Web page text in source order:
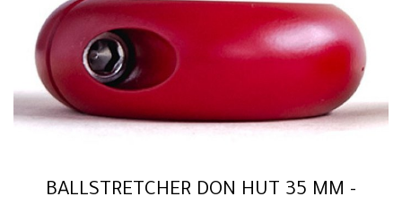
BALLSTRETCHER DON HUT 35 MM -